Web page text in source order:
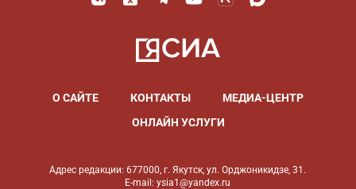
О САЙТЕ КОНТАКТЫ
МЕДИА-ЦЕНТР
ОНЛАЙН УСЛУГИ
Адрес редакции: 677000, г. Якутск, ул. Орджоникидзе, 31.
E-mail: ysia1@yandex.ru